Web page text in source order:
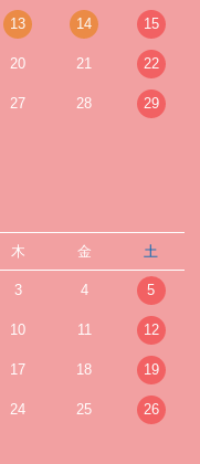
13 14 15
20 21 22
27 28 29
木 金 土
3 4 5
10 11 12
17 18 19
24 25 26